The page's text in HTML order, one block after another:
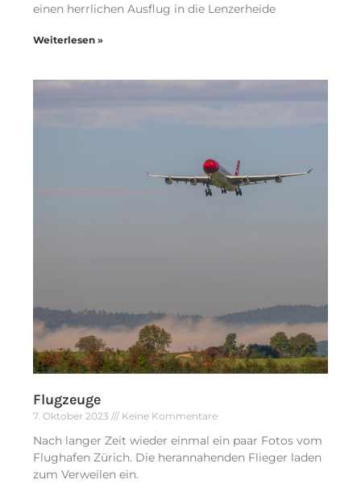
einen herrlichen Ausflug in die Lenzerheide
Weiterlesen »
Flugzeuge
7. Oktober 2023 Keine Kommentare
Nach langer Zeit wieder einmal ein paar Fotos vom
Flughafen Zürich. Die herannahenden Flieger laden
zum Verweilen ein.